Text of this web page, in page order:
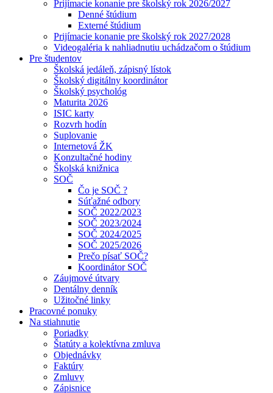
Prijímacie konanie pre školský rok 2026/2027
Denné štúdium
Externé štúdium
Prijímacie konanie pre školský rok 2027/2028
Videogaléria k nahliadnutiu uchádzačom o štúdium
Pre študentov
Školská jedáleň, zápisný lístok
Školský digitálny koordinátor
Školský psychológ
Maturita 2026
ISIC karty
Rozvrh hodín
Suplovanie
Internetová ŽK
Konzultačné hodiny
Školská knižnica
SOČ
Čo je SOČ ?
Súťažné odbory
SOČ 2022/2023
SOČ 2023/2024
SOČ 2024/2025
SOČ 2025/2026
Prečo písať SOČ?
Koordinátor SOČ
Záujmové útvary
Dentálny denník
Užitočné linky
Pracovné ponuky
Na stiahnutie
Poriadky
Štatúty a kolektívna zmluva
Objednávky
Faktúry
Zmluvy
Zápisnice